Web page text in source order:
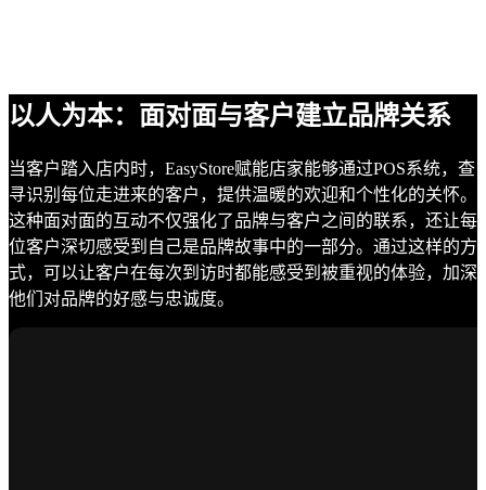
以人为本：面对面与客户建立品牌关系
当客户踏入店内时，EasyStore赋能店家能够通过POS系统，查
寻识别每位走进来的客户，提供温暖的欢迎和个性化的关怀。
这种面对面的互动不仅强化了品牌与客户之间的联系，还让每
位客户深切感受到自己是品牌故事中的一部分。通过这样的方
式，可以让客户在每次到访时都能感受到被重视的体验，加深
他们对品牌的好感与忠诚度。